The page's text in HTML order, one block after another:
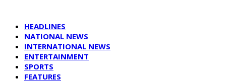
HEADLINES
NATIONAL NEWS
INTERNATIONAL NEWS
ENTERTAINMENT
SPORTS
FEATURES